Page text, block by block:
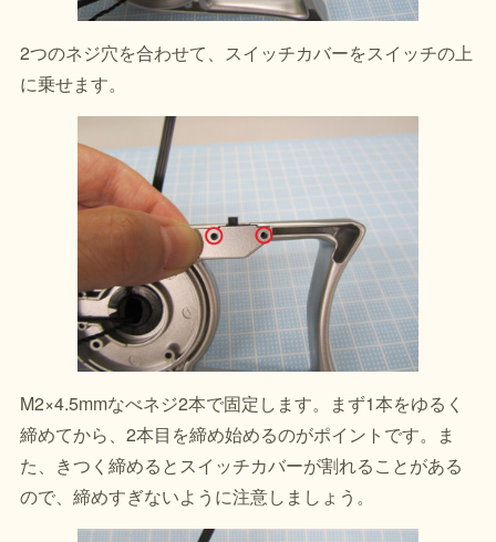
2つのネジ穴を合わせて、スイッチカバーをスイッチの上
に乗せます。
M2×4.5mmなべネジ2本で固定します。まず1本をゆるく
締めてから、2本目を締め始めるのがポイントです。ま
た、きつく締めるとスイッチカバーが割れることがある
ので、締めすぎないように注意しましょう。